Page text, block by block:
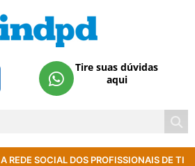
Tire suas dúvidas
aqui
A REDE SOCIAL DOS PROFISSIONAIS DE TI